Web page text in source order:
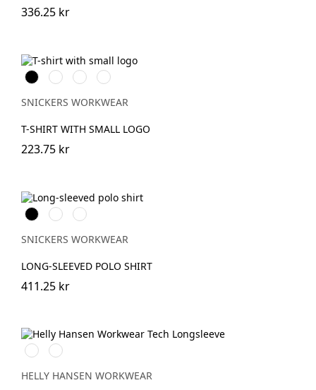
336.25 kr
Svart Khakigrön
LjusbrunStenblå
SNICKERS WORKWEAR
T-SHIRT WITH SMALL LOGO
223.75 kr
Svart StålgråMarinblå
SNICKERS WORKWEAR
LONG-SLEEVED POLO SHIRT
411.25 kr
591
NAVY
991
BLACK
HELLY HANSEN WORKWEAR